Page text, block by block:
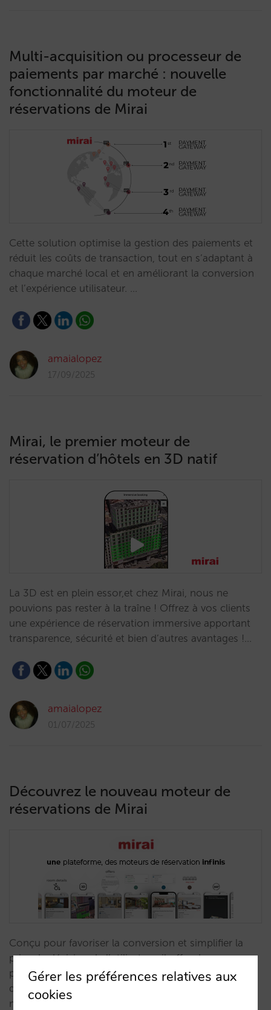
Multi-acquisition ou processeur de
paiements par marché : nouvelle
fonctionnalité du moteur de
réservations de Mirai
Cette solution optimise la gestion des paiements et
réduit les coûts de transaction, tout en s’adaptant à
chaque marché local et en améliorant la conversion
et l’expérience utilisateur. …
amaialopez
17/09/2025
Mirai, le premier moteur de
réservation d’hôtels en 3D natif
La 3D est en plein essor,et chez Mirai, nous ne
pouvions pas rester à la traîne ! Offrez à vos clients
une expérience de réservation immersive apportant
transparence, sécurité et bien d’autres avantages !…
amaialopez
01/07/2025
Découvrez le nouveau moteur de
réservations de Mirai
Conçu pour favoriser la conversion et simplifier la
prise de décision de l’utilisateur, il offre des
performances optimisées, personnalisation flexible,
des filtres intelligents, prix final transparent, module
multiroom et bien d'autres améliorations.…
Gérer les préférences relatives aux
cookies